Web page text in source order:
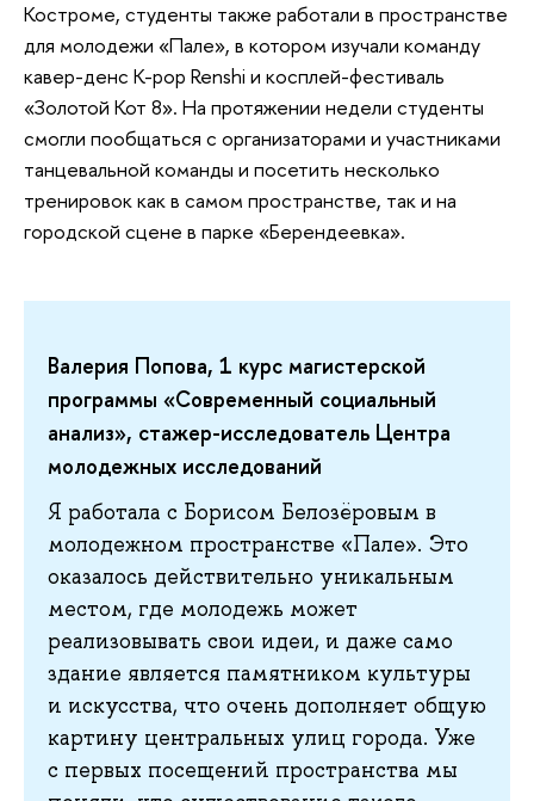
Костроме, студенты также работали в пространстве
для молодежи «Пале», в котором изучали команду
кавер-денс K-pop Renshi и косплей-фестиваль
«Золотой Кот 8». На протяжении недели студенты
смогли пообщаться с организаторами и участниками
танцевальной команды и посетить несколько
тренировок как в самом пространстве, так и на
городской сцене в парке «Берендеевка».
Валерия Попова, 1 курс магистерской
программы «Современный социальный
анализ», стажер-исследователь Центра
молодежных исследований
Я работала с Борисом Белозёровым в
молодежном пространстве «Пале». Это
оказалось действительно уникальным
местом, где молодежь может
реализовывать свои идеи, и даже само
здание является памятником культуры
и искусства, что очень дополняет общую
картину центральных улиц города. Уже
с первых посещений пространства мы